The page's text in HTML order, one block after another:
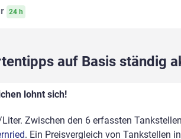
24 h
auf Basis ständig
lohnt sich!
Zwischen den 6 erfassten
. Ein Preisvergleich von Tankstellen